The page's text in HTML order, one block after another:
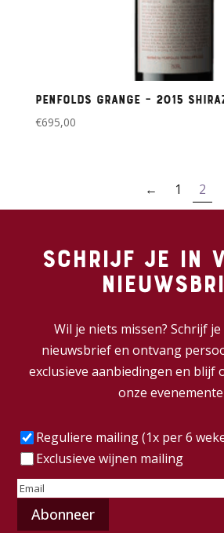
Penfolds Grange – 2015
€695,00
← 1 2
Schrijf je in
Wil je niets missen? Schrijf
nieuwsbrief en ontvang
exclusieve aanbiedingen en blijf
onze
Frequentie(Vereist)
Reguliere mailing (1x per 6
Exclusieve wijnen mailing
E-
mailadres(Vereist)